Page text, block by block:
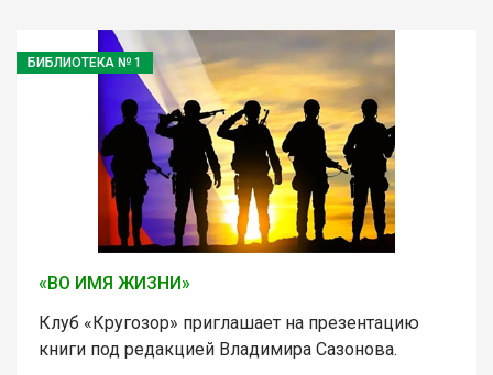
БИБЛИОТЕКА № 1
«ВО ИМЯ ЖИЗНИ»
Клуб «Кругозор» приглашает на презентацию
книги под редакцией Владимира Сазонова.